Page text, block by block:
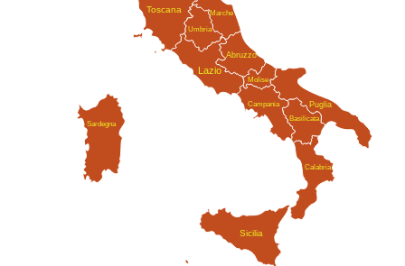
Abruzzo
Puglia
Basilicata
Calabria
Campania
Lazio
Marche
Molise
Sardegna
Sicilia
Toscana
Umbria